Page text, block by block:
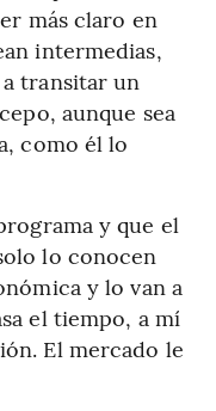
más claro en
intermedias,
transitar un
aunque sea
como él lo
y que el
lo conocen
y lo van a
el tiempo, a mí
El mercado le